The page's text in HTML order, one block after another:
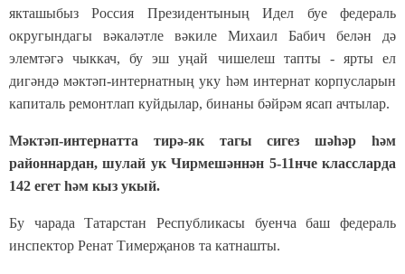
якташыбыз Россия Президентының Идел буе федераль
округындагы вәкаләтле вәкиле Михаил Бабич белән дә
элемтәгә чыккач, бу эш уңай чишелеш тапты - ярты ел
дигәндә мәктәп-интернатның уку һәм интернат корпусларын
капиталь ремонтлап куйдылар, бинаны бәйрәм ясап ачтылар.
Мәктәп-интернатта тирә-як тагы сигез шәһәр һәм
районнардан, шулай ук Чирмешәннән 5-11нче классларда
142 егет һәм кыз укый.
Бу чарада Татарстан Республикасы буенча баш федераль
инспектор Ренат Тимерҗанов та катнашты.